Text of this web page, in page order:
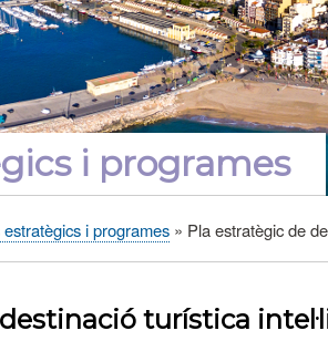
i programes
estratègics i programes Pla estratègic de
turística